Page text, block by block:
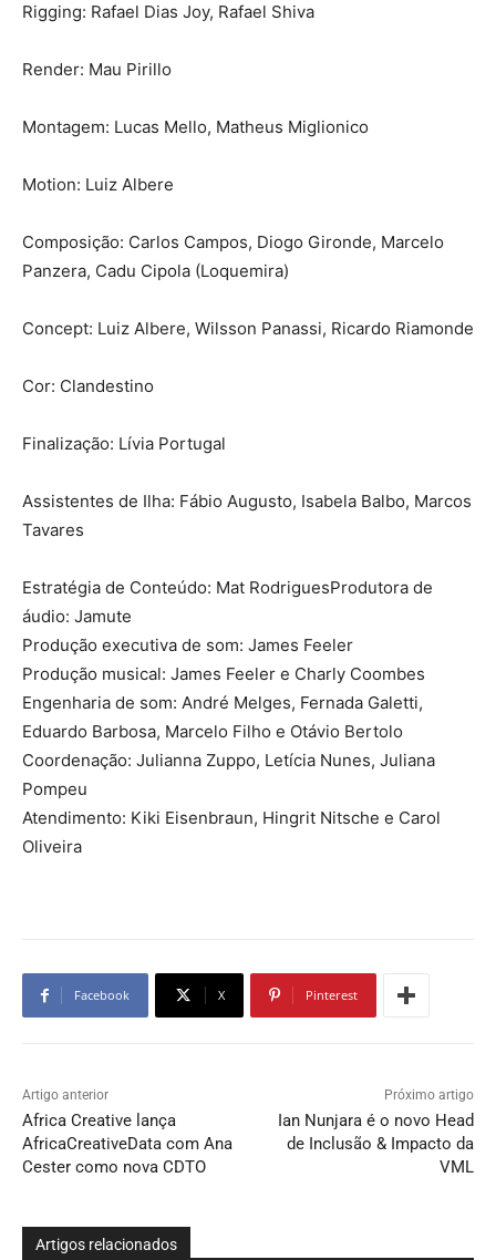
Rigging: Rafael Dias Joy, Rafael Shiva
Render: Mau Pirillo
Montagem: Lucas Mello, Matheus Miglionico
Motion: Luiz Albere
Composição: Carlos Campos, Diogo Gironde, Marcelo
Panzera, Cadu Cipola (Loquemira)
Concept: Luiz Albere, Wilsson Panassi, Ricardo Riamonde
Cor: Clandestino
Finalização: Lívia Portugal
Assistentes de Ilha: Fábio Augusto, Isabela Balbo, Marcos
Tavares
Estratégia de Conteúdo: Mat RodriguesProdutora de
áudio: Jamute
Produção executiva de som: James Feeler
Produção musical: James Feeler e Charly Coombes
Engenharia de som: André Melges, Fernada Galetti,
Eduardo Barbosa, Marcelo Filho e Otávio Bertolo
Coordenação: Julianna Zuppo, Letícia Nunes, Juliana
Pompeu
Atendimento: Kiki Eisenbraun, Hingrit Nitsche e Carol
Oliveira
Facebook X Pinterest
Artigo anterior
Africa Creative lança
AfricaCreativeData com Ana
Cester como nova CDTO
Próximo artigo
Ian Nunjara é o novo Head
de Inclusão & Impacto da
VML
Artigos relacionados